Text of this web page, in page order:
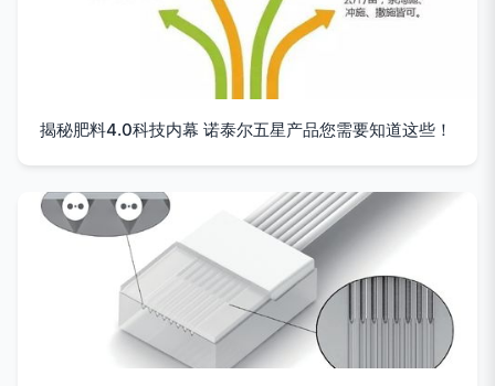
揭秘肥料4.0科技内幕 诺泰尔五星产品您需要知道这些！